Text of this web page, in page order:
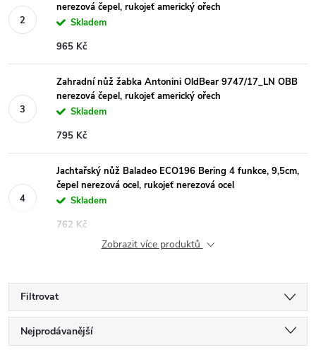
nerezová čepel, rukojeť americký ořech
Skladem
965 Kč
Zahradní nůž žabka Antonini OldBear 9747/17_LN OBB
nerezová čepel, rukojeť americký ořech
Skladem
795 Kč
Jachtařský nůž Baladeo ECO196 Bering 4 funkce, 9,5cm,
čepel nerezová ocel, rukojeť nerezová ocel
Skladem
762 Kč
Zobrazit více produktů
Filtrovat
Ř
Nejprodávanější